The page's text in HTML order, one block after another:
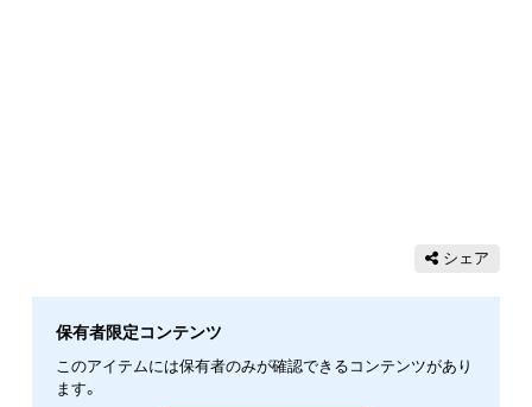
シェア
保有者限定コンテンツ
このアイテムには保有者のみが確認できるコンテンツがあり
ます。